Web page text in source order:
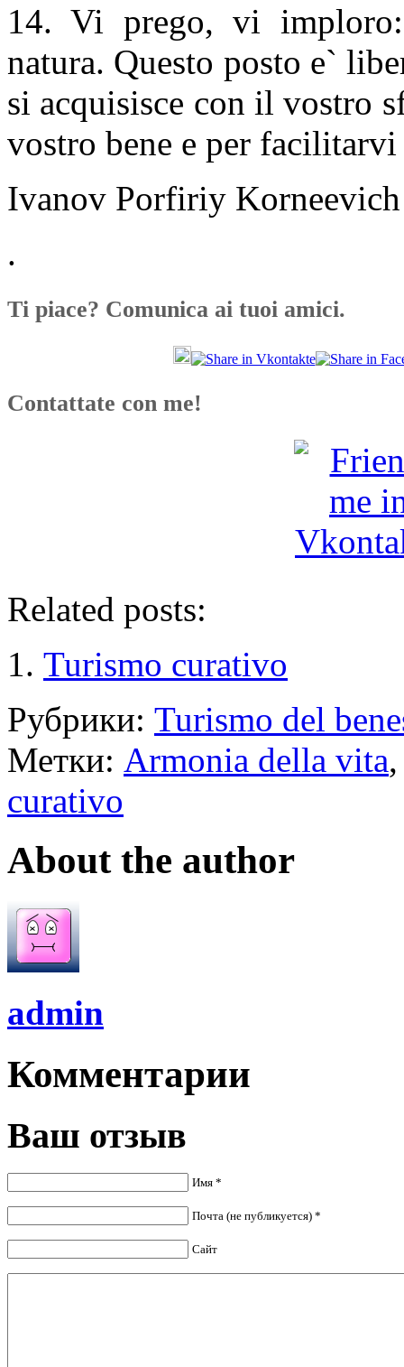
14. Vi prego, vi
natura. Questo posto e`
si acquisisce con il vostro
vostro bene e per facilitarvi
Ivanov Porfiriy Korneevich
.
Ti piace? Comunica ai tuoi amici.
Contattate con me!
Related posts:
Turismo curativo
Рубрики: Turismo del
Метки: Armonia della vita
curativo
About the author
admin
Комментарии
Ваш отзыв
Имя *
Почта (не публикуется) *
Сайт